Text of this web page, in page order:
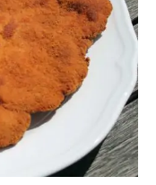
egy
magas
az olaj, az
hanem
is többek között
a rostokat és